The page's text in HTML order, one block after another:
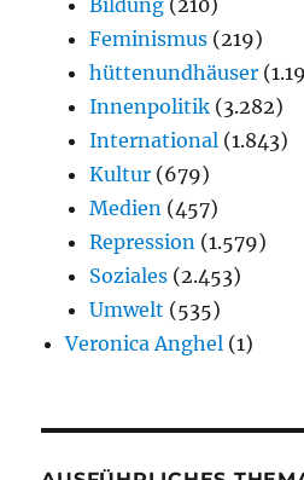
Feminismus (219)
hüttenundhäuser
Innenpolitik (3.282)
International (1.843)
Kultur (679)
Medien (457)
Repression (1.579)
Soziales (2.453)
Umwelt (535)
Veronica Anghel (1)